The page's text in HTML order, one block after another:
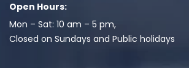
Open Hours:
Mon – Sat: 10 am – 5 pm,
Closed on Sundays and Public holidays